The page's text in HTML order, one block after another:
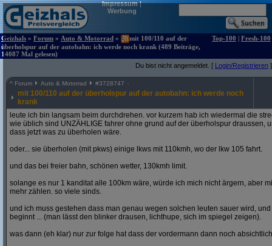
Impressum|
Werbung
Geizhals » Forum » Auto & Motorrad »
mit 100/110 auf der
überholspur auf der autobahn: ich werde noch krank (489 Beiträge,
14087 Mal gelesen)
Top-100 | Fresh-100
Du bist nicht angemeldet. [ Login/Registrieren ]
^ Forum Auto & Motorrad #3728747
mit 100/110 auf der überholspur auf der autobahn: ich werde noch
krank
leute ich bin langsam beim durchdrehen. vor kurzem hab ich wiedermal die
wie üblich sind UNZÄHLIGE fahrer ohne grund auf der überholspur draussen,
dass jetzt was zu überholen wäre.
oder... sie überholen (mit pkws) einige lkws mit 110kmh, wo der lkw 105 fahrt.
und das bei freier bahn, schönen wetter, 130kmh limit.
solange es nur 1 kanditat alle 100km wäre, würde ich mich nicht ärgern, aber
mehr zählen. so viele sinds.
und ich muss gestehen dass man genau wegen solchen leuten sauer wird,
beginnt ... (man lässt den blinker drausen, lichthupe, sich im spiegel zeigen).
was dann (eh klar) nur zur folge hat dass der vordermann dann noch